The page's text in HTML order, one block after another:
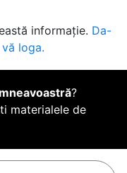
informație. Da-
loga.
?
materialele de